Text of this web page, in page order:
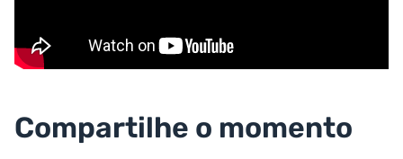
Compartilhe o momento